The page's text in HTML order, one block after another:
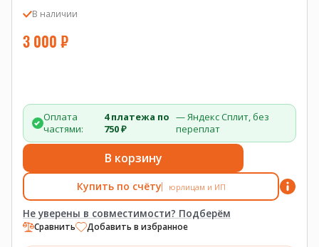
В наличии
3 000 ₽
Оплата
частями:
4 платежа по
750 ₽
— Яндекс Сплит, без
переплат
В корзину
Купить по счёту юрлицам и ИП
Не уверены в совместимости? Подберём
Сравнить Добавить в избранное